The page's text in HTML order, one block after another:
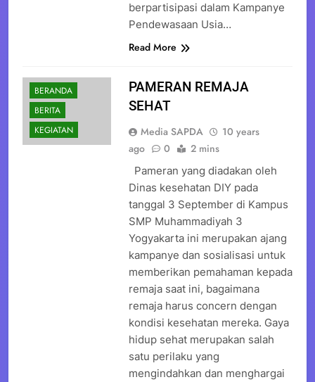
berpartisipasi dalam Kampanye
Pendewasaan Usia…
Read More
BERANDA
BERITA
KEGIATAN
PAMERAN REMAJA
SEHAT
Media SAPDA
10 years
ago
0 2 mins
Pameran yang diadakan oleh
Dinas kesehatan DIY pada
tanggal 3 September di Kampus
SMP Muhammadiyah 3
Yogyakarta ini merupakan ajang
kampanye dan sosialisasi untuk
memberikan pemahaman kepada
remaja saat ini, bagaimana
remaja harus concern dengan
kondisi kesehatan mereka. Gaya
hidup sehat merupakan salah
satu perilaku yang
mengindahkan dan menghargai